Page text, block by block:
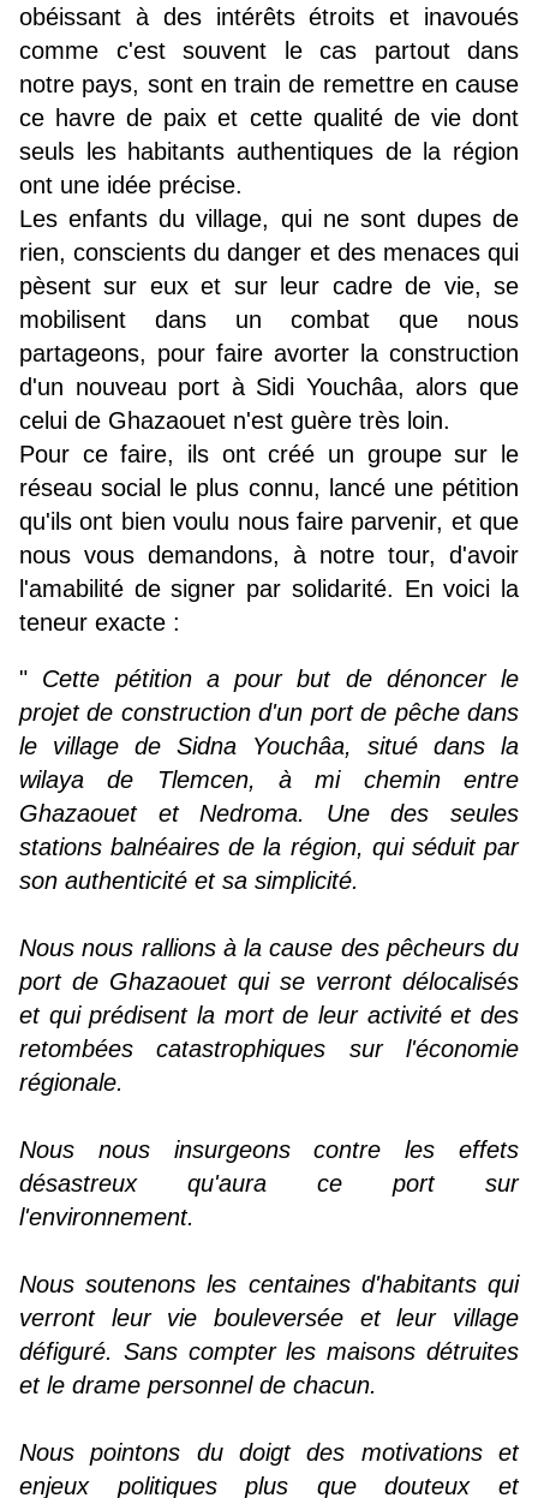
obéissant à des intérêts étroits et inavoués
comme c'est souvent le cas partout dans
notre pays, sont en train de remettre en cause
ce havre de paix et cette qualité de vie dont
seuls les habitants authentiques de la région
ont une idée précise.
Les enfants du village, qui ne sont dupes de
rien, conscients du danger et des menaces qui
pèsent sur eux et sur leur cadre de vie, se
mobilisent dans un combat que nous
partageons, pour faire avorter la construction
d'un nouveau port à Sidi Youchâa, alors que
celui de Ghazaouet n'est guère très loin.
Pour ce faire, ils ont créé un groupe sur le
réseau social le plus connu, lancé une pétition
qu'ils ont bien voulu nous faire parvenir, et que
nous vous demandons, à notre tour, d'avoir
l'amabilité de signer par solidarité. En voici la
teneur exacte :
" Cette pétition a pour but de dénoncer le
projet de construction d'un port de pêche dans
le village de Sidna Youchâa, situé dans la
wilaya de Tlemcen, à mi chemin entre
Ghazaouet et Nedroma. Une des seules
stations balnéaires de la région, qui séduit par
son authenticité et sa simplicité.
Nous nous rallions à la cause des pêcheurs du
port de Ghazaouet qui se verront délocalisés
et qui prédisent la mort de leur activité et des
retombées catastrophiques sur l'économie
régionale.
Nous nous insurgeons contre les effets
désastreux qu'aura ce port sur
l'environnement.
Nous soutenons les centaines d'habitants qui
verront leur vie bouleversée et leur village
défiguré. Sans compter les maisons détruites
et le drame personnel de chacun.
Nous pointons du doigt des motivations et
enjeux politiques plus que douteux et